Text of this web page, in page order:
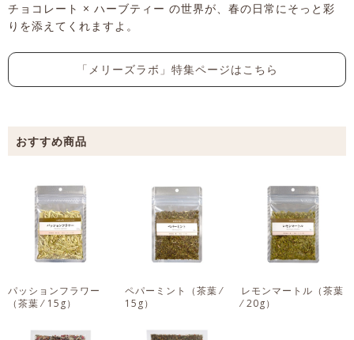
チョコレート × ハーブティー の世界が、春の日常にそっと彩
りを添えてくれますよ。
「メリーズラボ」特集ページはこちら
パッションフラワー
（茶葉 ⁄ 15g）
ペパーミント
（茶葉 ⁄
15g）
レモンマートル （茶葉
⁄ 20g）